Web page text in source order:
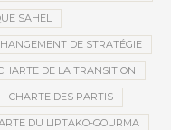
SAHEL
DE STRATÉGIE
DE LA TRANSITION
CHARTE DES PARTIS
DU LIPTAKO-GOURMA